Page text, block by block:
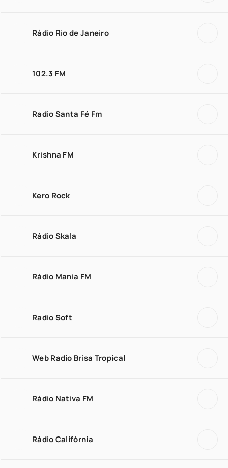
Rádio Rio de Janeiro
102.3 FM
Radio Santa Fé Fm
Krishna FM
Kero Rock
Rádio Skala
Rádio Mania FM
Radio Soft
Web Radio Brisa Tropical
Rádio Nativa FM
Rádio Califórnia